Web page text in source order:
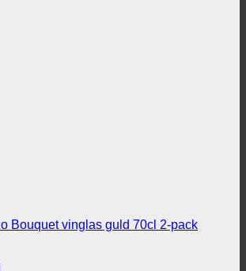
Bouquet vinglas guld 70cl 2-pack